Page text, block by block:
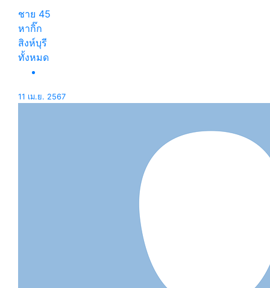
ชาย 45
หากิ๊ก
สิงห์บุรี
ทั้งหมด
11 เม.ย. 2567